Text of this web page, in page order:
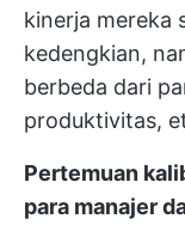
kinerja mereka
kedengkian,
berbeda dari
produktivitas,
Pertemuan
para manajer